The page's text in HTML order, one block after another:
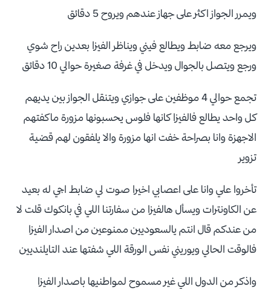
ويمرر الجواز اكثر على جهاز عندهم ويروح 5 دقائق
ويرجع معه ضابط ويطالع فيني ويناظر الفيزا بعدين راح شوي
ورجع ويتصل بالجوال ويدخل في غرفة صغيرة حوالي 10 دقائق
تجمع حوالي 4 موظفين على جوازي ويتنقل الجواز بين يديهم
كل واحد يطالع فالفيزا كانها فلوس يحسبونها مزورة ماكفتهم
الاجهزة وانا بصراحة خفت انها مزورة والا يلفقون لهم قضية
تزوير
تأخروا علي وانا على اعصابي اخيرا صوت لي ضابط اجي له بعيد
عن الكاونترات ويسأل هالفيزا من سفارتنا اللي في بانكوك قلت لا
من عندكم قال انتم يالسعوديين ممنوعين من اصدار الفيزا
فالوقت الحالي ويوريني نفس الورقة اللي شفتها عند التايلنديين
واذكر من الدول اللي غير مسموح لمواطنيها باصدار الفيزا